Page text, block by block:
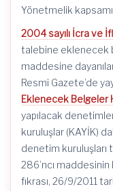
Yönetmelik
2004 sayılı İcra ve
talebine eklenecek
maddesine
Resmi Gazete’de
Eklenecek Belgeler
yapılacak
kuruluşlar (KAYİK)
denetim kuruluşları
286’ncı maddesinin
fıkrası, 26/9/2011